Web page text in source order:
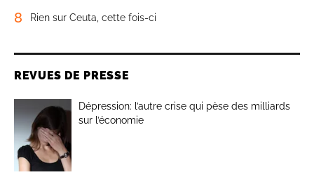
8 Rien sur Ceuta, cette fois-ci
REVUES DE PRESSE
Dépression: l’autre crise qui pèse des milliards
sur l’économie